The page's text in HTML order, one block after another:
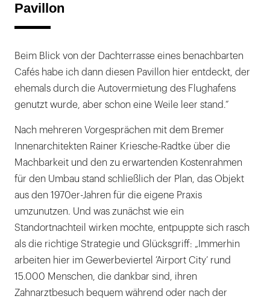
Pavillon
Beim Blick von der Dachterrasse eines benachbarten
Cafés habe ich dann diesen Pavillon hier entdeckt, der
ehemals durch die Autovermietung des Flughafens
genutzt wurde, aber schon eine Weile leer stand.“
Nach mehreren Vorgesprächen mit dem Bremer
Innenarchitekten Rainer Kriesche-Radtke über die
Machbarkeit und den zu erwartenden Kostenrahmen
für den Umbau stand schließlich der Plan, das Objekt
aus den 1970er-Jahren für die eigene Praxis
umzunutzen. Und was zunächst wie ein
Standortnachteil wirken mochte, entpuppte sich rasch
als die richtige Strategie und Glücksgriff: „Immerhin
arbeiten hier im Gewerbeviertel ’Airport City’ rund
15.000 Menschen, die dankbar sind, ihren
Zahnarztbesuch bequem während oder nach der